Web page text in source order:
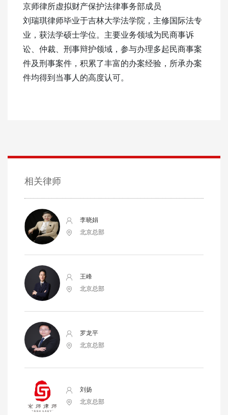
京师律所虚拟财产保护法律事务部成员
刘瑞琪律师毕业于吉林大学法学院，主修国际法专
业，获法学硕士学位。主要业务领域为民商事诉
讼、仲裁、刑事辩护领域，参与办理多起民商事案
件及刑事案件，积累了丰富的办案经验，所承办案
件均得到当事人的高度认可。
相关律师
李晓娟
北京总部
王峰
北京总部
罗龙平
北京总部
刘扬
北京总部